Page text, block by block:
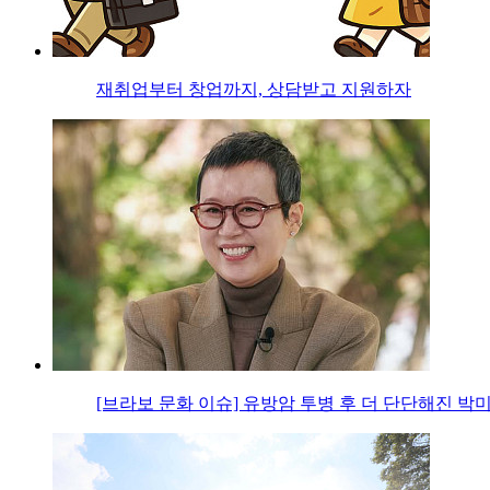
재취업부터 창업까지, 상담받고 지원하자
[브라보 문화 이슈] 유방암 투병 후 더 단단해진 박